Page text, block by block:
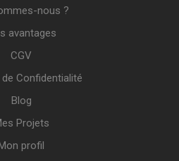
nous ?
avantages
CGV
Confidentialité
Blog
Projets
profil